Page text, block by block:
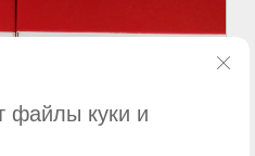
файлы куки и